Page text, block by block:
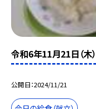
令和6年11月21日（木
公開日 2024/11/21